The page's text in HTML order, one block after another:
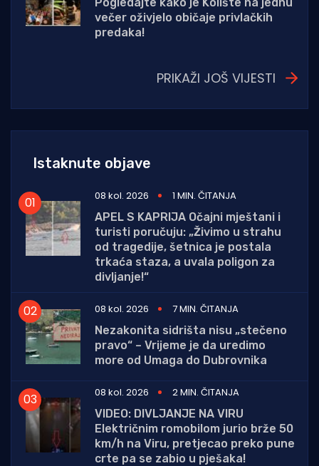
večer oživjelo običaje privlačkih
predaka!
PRIKAŽI JOŠ VIJESTI
Istaknute objave
08 kol. 2026
1 MIN. ČITANJA
APEL S KAPRIJA Očajni mještani i
turisti poručuju: „Živimo u strahu
od tragedije, šetnica je postala
trkaća staza, a uvala poligon za
divljanje!“
08 kol. 2026
7 MIN. ČITANJA
Nezakonita sidrišta nisu „stečeno
pravo“ – Vrijeme je da uredimo
more od Umaga do Dubrovnika
08 kol. 2026
2 MIN. ČITANJA
VIDEO: DIVLJANJE NA VIRU
Električnim romobilom jurio brže 50
km/h na Viru, pretjecao preko pune
crte pa se zabio u pješaka!